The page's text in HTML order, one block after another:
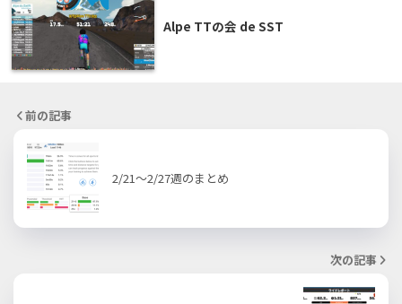
Alpe TTの会 de SST
前の記事
2/21〜2/27週のまとめ
次の記事